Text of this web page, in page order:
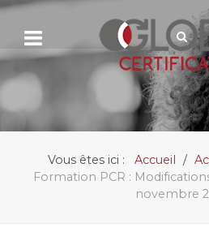
Vous êtes ici : Accueil
Formation PCR :
novembre